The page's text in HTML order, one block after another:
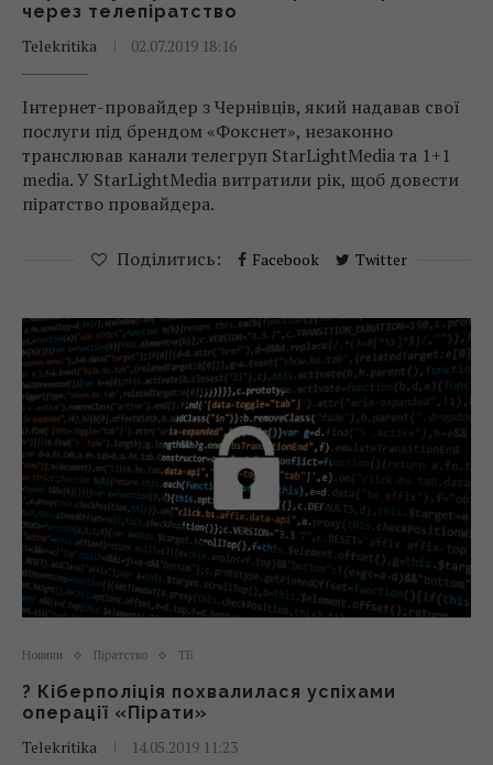
через телепіратство
Telekritika
02.07.2019 18:16
Інтернет-провайдер з Чернівців, який надавав свої
послуги під брендом «Фокснет», незаконно
транслював канали телегруп StarLightMedia та 1+1
media. У StarLightMedia витратили рік, щоб довести
піратство провайдера.
Поділитись: Facebook Twitter
Новини Піратство ТБ
? Кіберполіція похвалилася успіхами
операції «Пірати»
Telekritika
14.05.2019 11:23